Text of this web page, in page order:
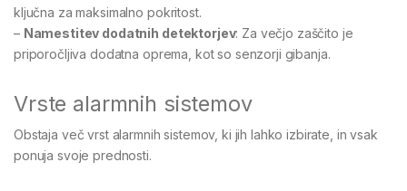
ključna za maksimalno pokritost.
– Namestitev dodatnih detektorjev: Za večjo zaščito je
priporočljiva dodatna oprema, kot so senzorji gibanja.
Vrste alarmnih sistemov
Obstaja več vrst alarmnih sistemov, ki jih lahko izbirate, in vsak
ponuja svoje prednosti.